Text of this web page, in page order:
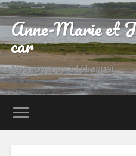
Anne-Marie et
car
Nos voyages à l'étranger